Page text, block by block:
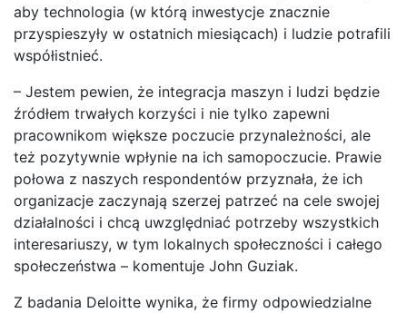
aby technologia (w którą inwestycje znacznie
przyspieszyły w ostatnich miesiącach) i ludzie potrafili
współistnieć.
– Jestem pewien, że integracja maszyn i ludzi będzie
źródłem trwałych korzyści i nie tylko zapewni
pracownikom większe poczucie przynależności, ale
też pozytywnie wpłynie na ich samopoczucie. Prawie
połowa z naszych respondentów przyznała, że ich
organizacje zaczynają szerzej patrzeć na cele swojej
działalności i chcą uwzględniać potrzeby wszystkich
interesariuszy, w tym lokalnych społeczności i całego
społeczeństwa – komentuje John Guziak.
Z badania Deloitte wynika, że firmy odpowiedzialne